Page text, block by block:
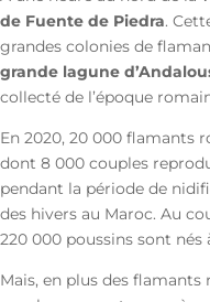
de Fuente de Piedra.
grandes colonies de
grande lagune
collecté de l’époque
En 2020, 20 000 flamants
dont 8 000 couples
pendant la période de
des hivers au Maroc. Au
220 000 poussins sont nés
Mais, en plus des